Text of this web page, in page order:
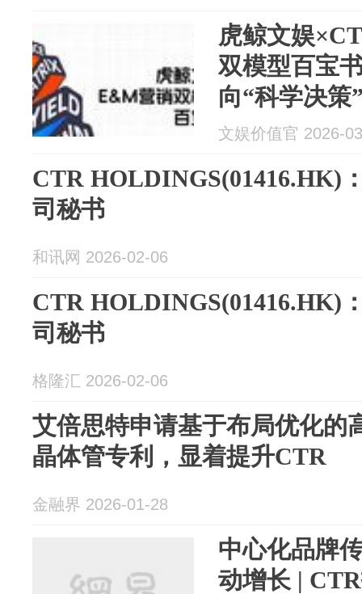
虎鲸文娱
双模型百宝
向“科学决策
文娱价值官 2026-
CTR HOLDINGS(01416.HK)
司秘书
和讯网 2026-02-06
CTR HOLDINGS(01416.HK)
司秘书
格隆汇 2026-02-06
艾倍思特申请基于布局优化的
晶体管专利，显着提升CTR
金融界 2026-01-28
中心化品牌
动增长 |